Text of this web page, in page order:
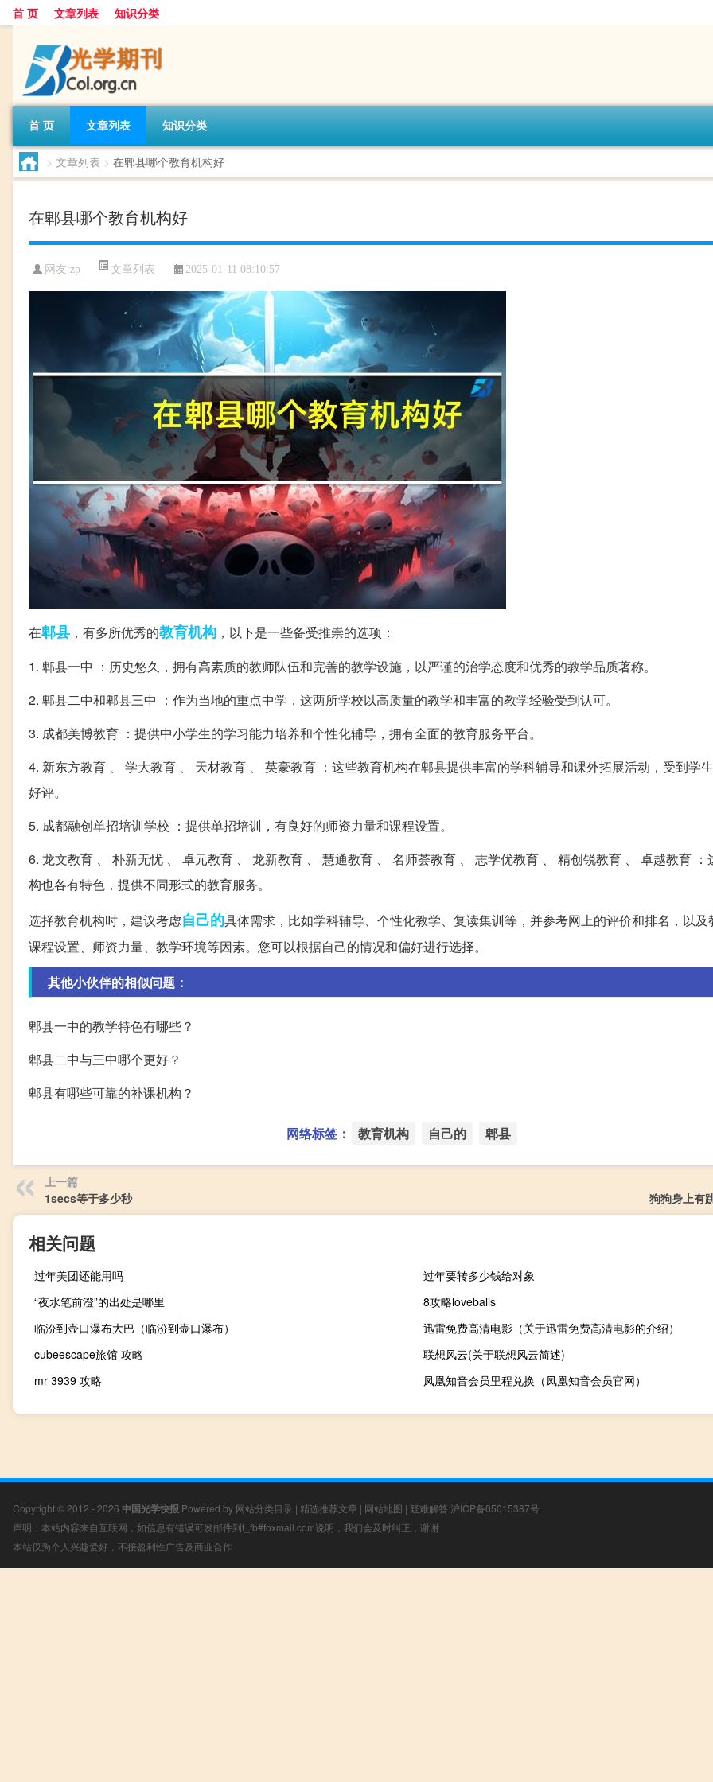
首 页 文章列表 知识分类
首 页 文章列表 知识分类
> 文章列表 > 在郫县哪个教育机构好
在郫县哪个教育机构好
网友:zp 文章列表 2025-01-11 08:10:57
在郫县 ，有多所优秀的教育机构 ，以下是一些备受推崇的选项：
1. 郫县一中 ：历史悠久，拥有高素质的教师队伍和完善的教学设施，以严谨的治学态度和优秀的教学品质著称。
2. 郫县二中和郫县三中 ：作为当地的重点中学，这两所学校以高质量的教学和丰富的教学经验受到认可。
3. 成都美博教育 ：提供中小学生的学习能力培养和个性化辅导，拥有全面的教育服务平台。
4. 新东方教育 、 学大教育 、 天材教育 、 英豪教育 ：这些教育机构在郫县提供丰富的学科辅导和课外拓展活动，受到学
好评。
5. 成都融创单招培训学校 ：提供单招培训，有良好的师资力量和课程设置。
6. 龙文教育 、 朴新无忧 、 卓元教育 、 龙新教育 、 慧通教育 、 名师荟教育 、 志学优教育 、 精创锐教育 、 卓越教育 ：
构也各有特色，提供不同形式的教育服务。
选择教育机构时，建议考虑自己的具体需求，比如学科辅导、个性化教学、复读集训等，并参考网上的评价和排名，以及
课程设置、师资力量、教学环境等因素。您可以根据自己的情况和偏好进行选择。
其他小伙伴的相似问题：
郫县一中的教学特色有哪些？
郫县二中与三中哪个更好？
郫县有哪些可靠的补课机构？
网络标签： 教育机构 自己的 郫县
上一篇
1secs等于多少秒
狗狗身上有
相关问题
过年美团还能用吗
过年要转多少钱给对象
“夜水笔前澄”的出处是哪里
8攻略loveballs
临汾到壶口瀑布大巴（临汾到壶口瀑布）
迅雷免费高清电影（关于迅雷免费高清电影的介绍）
cubeescape旅馆 攻略
联想风云(关于联想风云简述)
mr 3939 攻略
凤凰知音会员里程兑换（凤凰知音会员官网）
Copyright © 2012 - 2026 中国光学快报 Powered by 网站分类目录 | 精选推荐文章 | 网站地图 | 疑难解答 沪ICP备05015387号
声明：本站内容来自互联网，如信息有错误可发邮件到f_fb#foxmail.com说明，我们会及时纠正，谢谢
本站仅为个人兴趣爱好，不接盈利性广告及商业合作